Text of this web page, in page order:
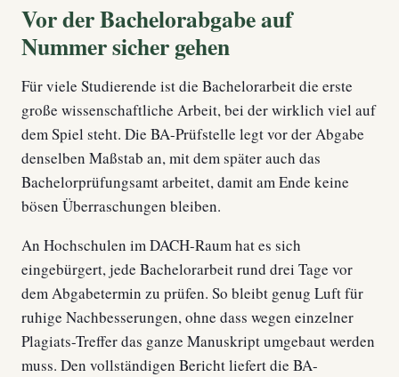
Vor der Bachelorabgabe auf
Nummer sicher gehen
Für viele Studierende ist die Bachelorarbeit die erste
große wissenschaftliche Arbeit, bei der wirklich viel auf
dem Spiel steht. Die BA-Prüfstelle legt vor der Abgabe
denselben Maßstab an, mit dem später auch das
Bachelorprüfungsamt arbeitet, damit am Ende keine
bösen Überraschungen bleiben.
An Hochschulen im DACH-Raum hat es sich
eingebürgert, jede Bachelorarbeit rund drei Tage vor
dem Abgabetermin zu prüfen. So bleibt genug Luft für
ruhige Nachbesserungen, ohne dass wegen einzelner
Plagiats-Treffer das ganze Manuskript umgebaut werden
muss. Den vollständigen Bericht liefert die BA-